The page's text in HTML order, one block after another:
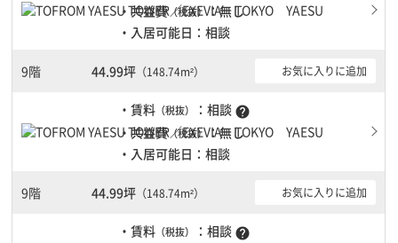
・共益費（税抜）：無し
・入居可能日：相談
9階 44.99坪 （148.74m²） お気に入りに追加
・賃料 （税抜） ：相談 help
・共益費（税抜）：無し
・入居可能日：相談
9階 44.99坪 （148.74m²） お気に入りに追加
・賃料 （税抜） ：相談 help